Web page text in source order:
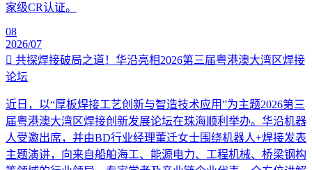
家级CR认证。
08
2026/07
共探焊接破局之道！华沿亮相2026第三届粤港澳大湾区焊接
论坛
近日，以“厚板焊接工艺创新与智造技术应用”为主题2026第三
届粤港澳大湾区焊接创新发展论坛在珠海顺利举办。华沿机器
人受邀出席，并由BD行业经理董迁女士围绕机器人+焊接发表
主题演讲，向来自船舶海工、能源电力、工程机械、桥梁钢构